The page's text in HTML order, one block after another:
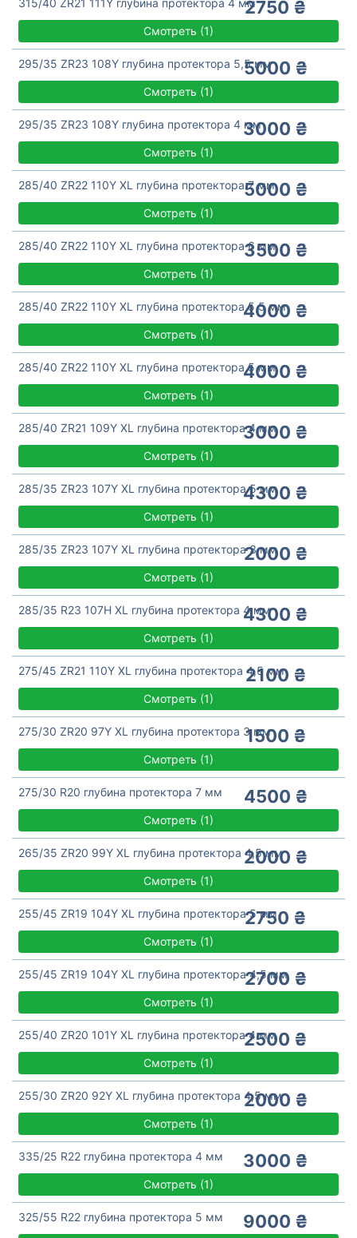
315/40 ZR21 111Y глубина протектора 4 мм2750 ₴
Смотреть (1)
295/35 ZR23 108Y глубина протектора 5,5 мм5000 ₴
Смотреть (1)
295/35 ZR23 108Y глубина протектора 4 мм3000 ₴
Смотреть (1)
285/40 ZR22 110Y XL глубина протектора 7 мм5000 ₴
Смотреть (1)
285/40 ZR22 110Y XL глубина протектора 6 мм3500 ₴
Смотреть (1)
285/40 ZR22 110Y XL глубина протектора 5,5 мм
4000 ₴
Смотреть (1)
285/40 ZR22 110Y XL глубина протектора 5 мм4000 ₴
Смотреть (1)
285/40 ZR21 109Y XL глубина протектора 4 мм3000 ₴
Смотреть (1)
285/35 ZR23 107Y XL глубина протектора 5 мм
4300 ₴
Смотреть (1)
285/35 ZR23 107Y XL глубина протектора 3 мм
2000 ₴
Смотреть (1)
285/35 R23 107H XL глубина протектора 4 мм4300 ₴
Смотреть (1)
275/45 ZR21 110Y XL глубина протектора 4,5 мм
2100 ₴
Смотреть (1)
275/30 ZR20 97Y XL глубина протектора 3 мм1500 ₴
Смотреть (1)
275/30 R20 глубина протектора 7 мм 4500 ₴
Смотреть (1)
265/35 ZR20 99Y XL глубина протектора 4,5 мм
2000 ₴
Смотреть (1)
255/45 ZR19 104Y XL глубина протектора 5 мм2750 ₴
Смотреть (1)
255/45 ZR19 104Y XL глубина протектора 4,5 мм
2700 ₴
Смотреть (1)
255/40 ZR20 101Y XL глубина протектора 4 мм2500 ₴
Смотреть (1)
255/30 ZR20 92Y XL глубина протектора 4,5 мм
2000 ₴
Смотреть (1)
335/25 R22 глубина протектора 4 мм 3000 ₴
Смотреть (1)
325/55 R22 глубина протектора 5 мм 9000 ₴